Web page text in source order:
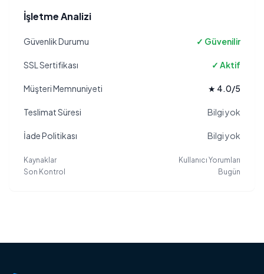
İşletme Analizi
Güvenlik Durumu ✓ Güvenilir
SSL Sertifikası ✓ Aktif
Müşteri Memnuniyeti ★ 4.0/5
Teslimat Süresi Bilgi yok
İade Politikası Bilgi yok
Kaynaklar
Kullanıcı Yorumları
Son Kontrol
Bugün